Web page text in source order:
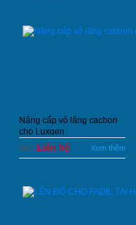
Nâng cấp vô lăng cacbon
cho Luxgen
Giá: Liên hệ Xem thêm